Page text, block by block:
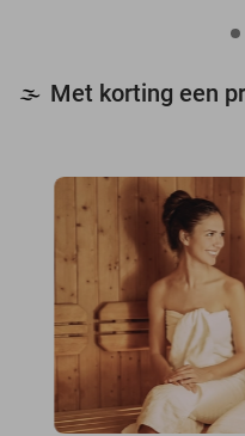
🌫️ Met korting een